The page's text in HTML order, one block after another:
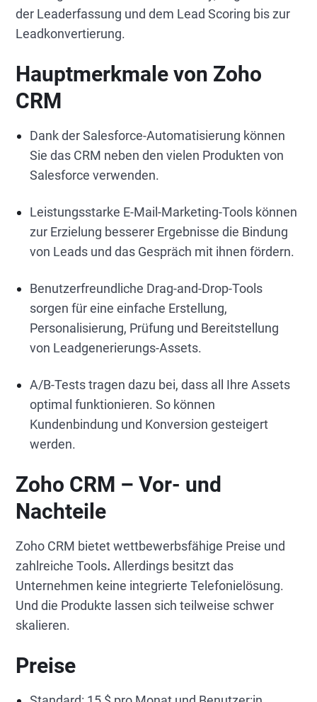
der Leaderfassung und dem Lead Scoring bis zur
Leadkonvertierung.
Hauptmerkmale von Zoho
CRM
Dank der Salesforce-Automatisierung können
Sie das CRM neben den vielen Produkten von
Salesforce verwenden.
Leistungsstarke E-Mail-Marketing-Tools können
zur Erzielung besserer Ergebnisse die Bindung
von Leads und das Gespräch mit ihnen fördern.
Benutzerfreundliche Drag-and-Drop-Tools
sorgen für eine einfache Erstellung,
Personalisierung, Prüfung und Bereitstellung
von Leadgenerierungs-Assets.
A/B-Tests tragen dazu bei, dass all Ihre Assets
optimal funktionieren. So können
Kundenbindung und Konversion gesteigert
werden.
Zoho CRM – Vor- und
Nachteile
Zoho CRM bietet wettbewerbsfähige Preise und
zahlreiche Tools. Allerdings besitzt das
Unternehmen keine integrierte Telefonielösung.
Und die Produkte lassen sich teilweise schwer
skalieren.
Preise